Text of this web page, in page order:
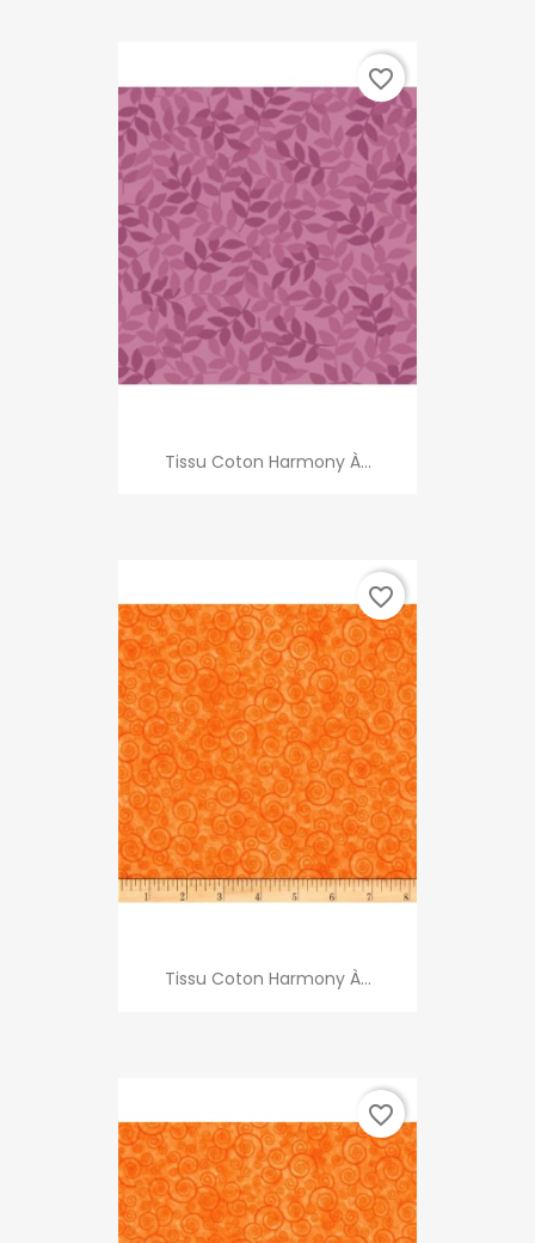
Tissu Coton Harmony À...
favorite_border
Tissu Coton Harmony À...
favorite_border
favorite_border